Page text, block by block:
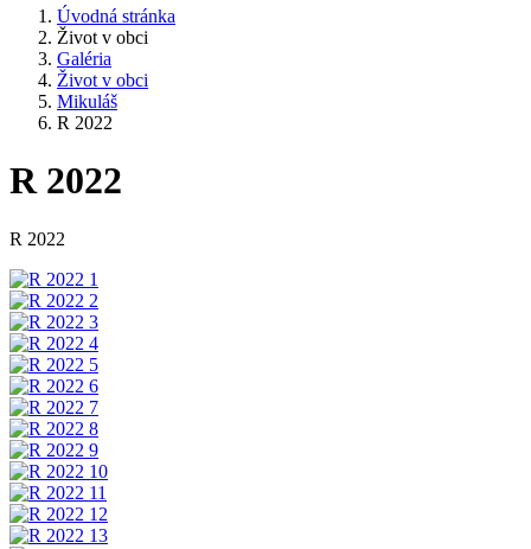
Úvodná stránka
Život v obci
Galéria
Život v obci
Mikuláš
R 2022
R 2022
R 2022